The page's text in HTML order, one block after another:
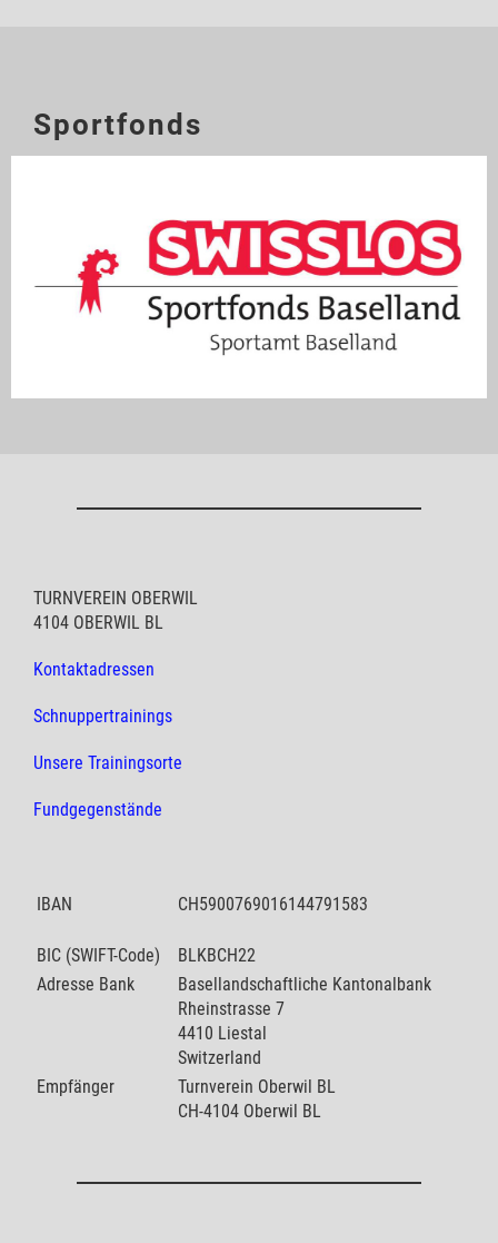
Sportfonds
TURNVEREIN OBERWIL
4104 OBERWIL BL
Kontaktadressen
Schnuppertrainings
Unsere Trainingsorte
Fundgegenstände
IBAN CH5900769016144791583
BIC (SWIFT-Code)
BLKBCH22
Adresse Bank
Basellandschaftliche Kantonalbank
Rheinstrasse 7
4410 Liestal
Switzerland
Empfänger
Turnverein Oberwil BL
CH-4104 Oberwil BL